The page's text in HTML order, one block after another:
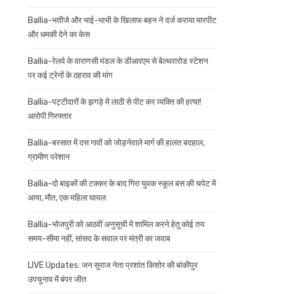
Ballia-भतीजे और भाई-भाभी के खिलाफ बहन ने दर्ज कराया मारपीट
और धमकी देने का केस
Ballia-रेलवे के वाराणसी मंडल के डीआरएम से बेल्थरारोड स्टेशन
पर कई ट्रेनों के ठहराव की मांग
Ballia-पट्टीदारों के झगड़े में लाठी से पीट कर व्यक्ति की हत्या!
आरोपी गिरफ्तार
Ballia-बरसात में दस गावों को जोड़नेवाले मार्ग की हालत बदहाल,
ग्रामीण परेशान
Ballia-दो बाइकों की टक्कर के बाद गिरा युवक स्कूल बस की चपेट में
आया, मौत, एक महिला घायल
Ballia-भोजपुरी को आठवीं अनुसूची में शामिल करने हेतु कोई तय
समय-सीमा नहीं, सांसद के सवाल पर मंत्री का जवाब
LIVE Updates: जन सुराज नेता प्रशांत किशोर की बांकीपुर
उपचुनाव में बंपर जीत